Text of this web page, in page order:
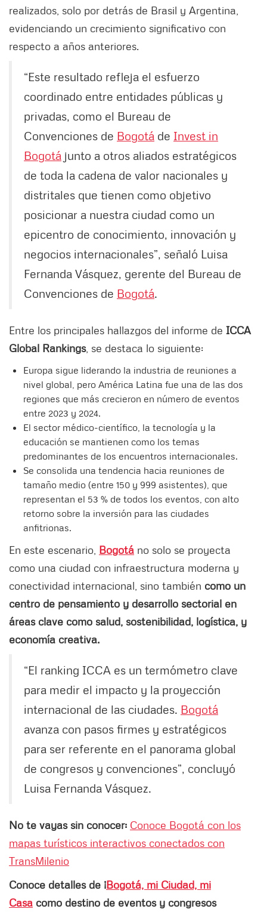
realizados, solo por detrás de Brasil y Argentina,
evidenciando un crecimiento significativo con
respecto a años anteriores.
“Este resultado refleja el esfuerzo
coordinado entre entidades públicas y
privadas, como el Bureau de
Convenciones de Bogotá de Invest in
Bogotá junto a otros aliados estratégicos
de toda la cadena de valor nacionales y
distritales que tienen como objetivo
posicionar a nuestra ciudad como un
epicentro de conocimiento, innovación y
negocios internacionales”, señaló Luisa
Fernanda Vásquez, gerente del Bureau de
Convenciones de Bogotá.
Entre los principales hallazgos del informe de ICCA
Global Rankings, se destaca lo siguiente:
Europa sigue liderando la industria de reuniones a
nivel global, pero América Latina fue una de las dos
regiones que más crecieron en número de eventos
entre 2023 y 2024.
El sector médico-científico, la tecnología y la
educación se mantienen como los temas
predominantes de los encuentros internacionales.
Se consolida una tendencia hacia reuniones de
tamaño medio (entre 150 y 999 asistentes), que
representan el 53 % de todos los eventos, con alto
retorno sobre la inversión para las ciudades
anfitrionas.
En este escenario, Bogotá no solo se proyecta
como una ciudad con infraestructura moderna y
conectividad internacional, sino también como un
centro de pensamiento y desarrollo sectorial en
áreas clave como salud, sostenibilidad, logística, y
economía creativa.
“El ranking ICCA es un termómetro clave
para medir el impacto y la proyección
internacional de las ciudades. Bogotá
avanza con pasos firmes y estratégicos
para ser referente en el panorama global
de congresos y convenciones”, concluyó
Luisa Fernanda Vásquez.
No te vayas sin conocer: Conoce Bogotá con los
mapas turísticos interactivos conectados con
TransMilenio
Conoce detalles de ¡Bogotá, mi Ciudad, mi
Casa como destino de eventos y congresos